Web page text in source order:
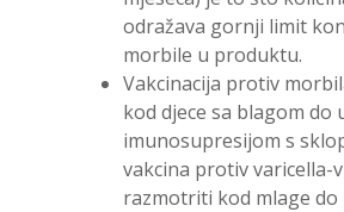
odražava gornji limit
morbile u produktu.
Vakcinacija protiv
kod djece sa blagom do
imunosupresijom s
vakcina protiv varicella-
razmotriti kod mlage do